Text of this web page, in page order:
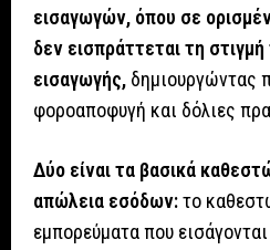
εισαγωγών, όπου σε
δεν εισπράττεται τη στιγμή
εισαγωγής, δημιουργώντας
φοροαποφυγή και δόλιες
Δύο είναι τα βασικά
απώλεια εσόδων:το
εμπορεύματα που